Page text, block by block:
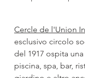
Cercle de l'Union
esclusivo circolo
del 1917 ospita
piscina, spa, bar,